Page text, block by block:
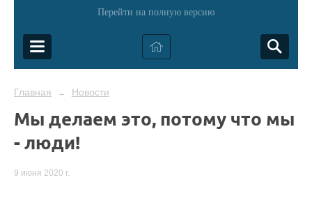
Перейти на полную версию
Главная → Новости
Мы делаем это, потому что мы
- люди!
9 июня 2020 г.